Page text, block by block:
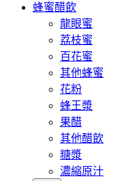
蜂蜜醋飲
龍眼蜜
荔枝蜜
百花蜜
其他蜂蜜
花粉
蜂王漿
果醋
其他醋飲
糖漿
濃縮原汁